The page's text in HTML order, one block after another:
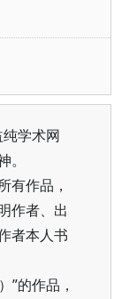
学术网
有作品，
作者、出
者本人书
”的作品，